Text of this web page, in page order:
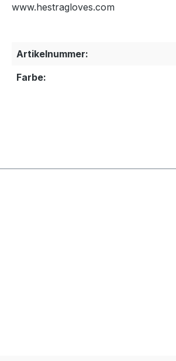
www.hestragloves.com
Artikelnummer:
Farbe: